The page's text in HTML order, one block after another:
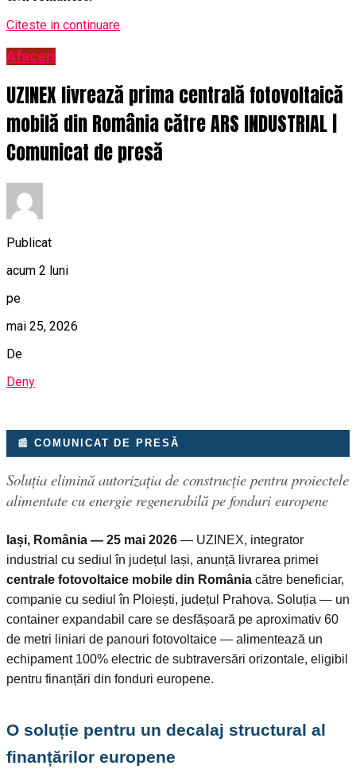
Citeste in continuare
Afaceri
UZINEX livrează prima centrală fotovoltaică
mobilă din România către ARS INDUSTRIAL |
Comunicat de presă
Publicat
acum 2 luni
pe
mai 25, 2026
De
Deny
📰 COMUNICAT DE PRESĂ
Soluția elimină autorizația de construcție pentru proiectele
alimentate cu energie regenerabilă pe fonduri europene
Iași, România — 25 mai 2026 — UZINEX, integrator
industrial cu sediul în județul Iași, anunță livrarea primei
centrale fotovoltaice mobile din România către beneficiar,
companie cu sediul în Ploiești, județul Prahova. Soluția — un
container expandabil care se desfășoară pe aproximativ 60
de metri liniari de panouri fotovoltaice — alimentează un
echipament 100% electric de subtraversări orizontale, eligibil
pentru finanțări din fonduri europene.
O soluție pentru un decalaj structural al
finanțărilor europene